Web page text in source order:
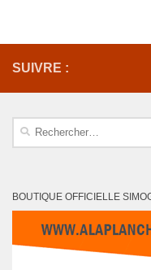
SUIVRE :
Rechercher :
BOUTIQUE OFFICIELLE